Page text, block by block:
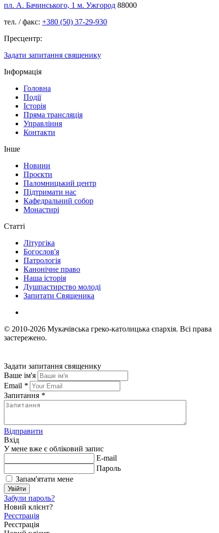
пл. А. Бачинського, 1 м. Ужгород 88000
тел. / факс: +380 (50) 37-29-930
Пресцентр:
Задати запитання священику
Інформація
Головна
Події
Історія
Пряма трансляція
Управління
Контакти
Інше
Новини
Проєкти
Паломницький центр
Підтримати нас
Кафедральний собор
Монастирі
Статті
Літургіка
Богослов'я
Патрологія
Канонічне право
Наша історія
Душпастирство молоді
Запитати Священика
© 2010-2026 Мукачівська греко-католицька єпархія. Всі права
застережено.
Задати запитання священику
Ваше ім'я
Email *
Запитання *
Відправити
Вхід
У мене вже є обліковий запис
E-mail
Пароль
Запам'ятати мене
Увійти
Забули пароль?
Новий клієнт?
Реєстрація
Реєстрація